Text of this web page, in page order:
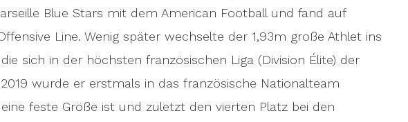
Blue Stars mit dem American Football und fand auf
Line. Wenig später wechselte der 1,93m große Athlet ins
sich in der höchsten französischen Liga (Division Élite) der
wurde er erstmals in das französische Nationalteam
feste Größe ist und zuletzt den vierten Platz bei den